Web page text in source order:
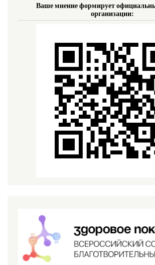
Ваше мнение формирует
организации: